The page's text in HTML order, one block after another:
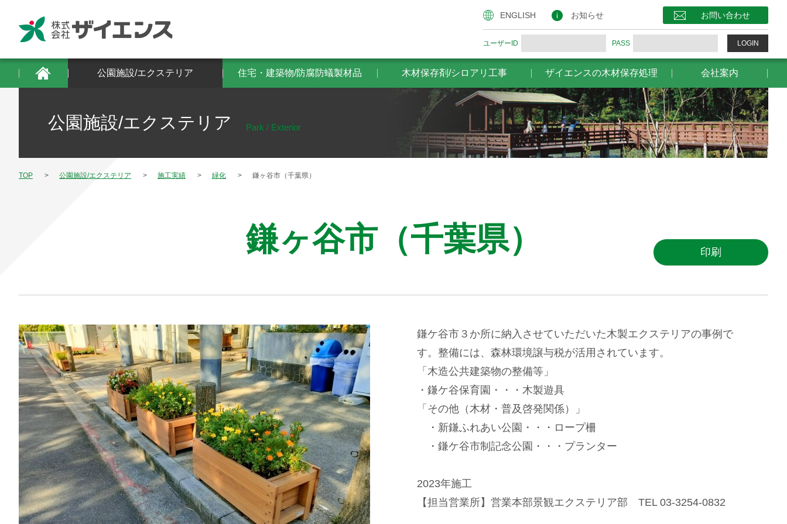
ENGLISH お知らせ お問い合わせ
ユーザーID PASS LOGIN
公園施設/エクステリア 住宅・建築物/防腐防蟻製材品 木材保存剤/シロアリ工事 ザイエンスの木材保存処理 会社案内
公園施設/エクステリア Park / Exterior
TOP 公園施設/エクステリア 施工実績 緑化 鎌ヶ谷市（千葉県）
鎌ヶ谷市（千葉県） 印刷
鎌ケ谷市３か所に納入させていただいた木製エクステリアの事例で
す。整備には、森林環境譲与税が活用されています。
「木造公共建築物の整備等」
・鎌ケ谷保育園・・・木製遊具
「その他（木材・普及啓発関係）」
・新鎌ふれあい公園・・・ロープ柵
・鎌ケ谷市制記念公園・・・プランター
2023年施工
【担当営業所】営業本部景観エクステリア部 TEL 03-3254-0832
ザイエンスの木材保存処理 会社案内 お問い合わせ